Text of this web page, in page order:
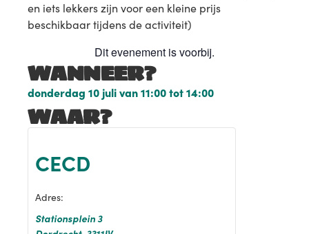
Dit evenement is voorbij.
WANNEER?
donderdag 10 julivan11:00tot14:00
WAAR?
CECD
Adres:
Stationsplein 3
en iets lekkers zijn voor een kleine prijs
beschikbaar tijdens de activiteit)